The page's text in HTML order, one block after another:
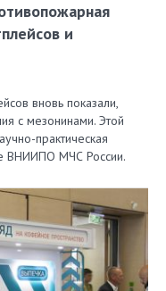
и
вновь показали,
с мезонинами. Этой
практическая
ВНИИПО МЧС России.